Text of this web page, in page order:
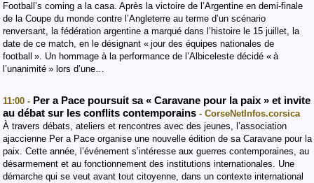
Football’s coming a la casa. Après la victoire de l’Argentine en demi-finale
de la Coupe du monde contre l’Angleterre au terme d’un scénario
renversant, la fédération argentine a marqué dans l’histoire le 15 juillet, la
date de ce match, en le désignant « jour des équipes nationales de
football ». Un hommage à la performance de l’Albiceleste décidé « à
l’unanimité » lors d’une…
11:00 - Per a Pace poursuit sa « Caravane pour la paix » et invite
au débat sur les conflits contemporains - CorseNetInfos.corsica
À travers débats, ateliers et rencontres avec des jeunes, l’association
ajaccienne Per a Pace organise une nouvelle édition de sa Caravane pour la
paix. Cette année, l’événement s’intéresse aux guerres contemporaines, au
désarmement et au fonctionnement des institutions internationales. Une
démarche qui se veut avant tout citoyenne, dans un contexte international